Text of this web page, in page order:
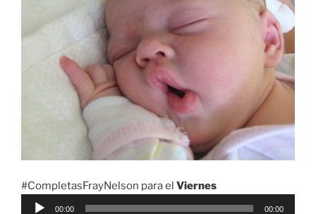
#CompletasFrayNelson para el Viernes
Reproductor
00:00 00:00